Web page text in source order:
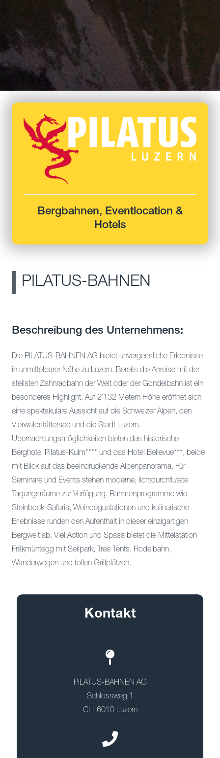
PILATUS-BAHNEN
Beschreibung des Unternehmens:
Die PILATUS-BAHNEN AG bietet unvergessliche Erlebnisse
in unmittelbarer Nähe zu Luzern. Bereits die Anreise mit der
steilsten Zahnradbahn der Welt oder der Gondelbahn ist ein
besonderes Highlight. Auf 2’132 Metern Höhe eröffnet sich
eine spektakuläre Aussicht auf die Schweizer Alpen, den
Vierwaldstättersee und die Stadt Luzern.
Übernachtungsmöglichkeiten bieten das historische
Berghotel Pilatus-Kulm**** und das Hotel Bellevue***, beide
mit Blick auf das beeindruckende Alpenpanorama. Für
Seminare und Events stehen moderne, lichtdurchflutete
Tagungsräume zur Verfügung. Rahmenprogramme wie
Steinbock-Safaris, Weindegustationen und kulinarische
Erlebnisse runden den Aufenthalt in dieser einzigartigen
Bergwelt ab. Viel Action und Spass bietet die Mittelstation
Fräkmüntegg mit Seilpark, Tree Tents, Rodelbahn,
Wanderwegen und tollen Grillplätzen.
Bergbahnen, Eventlocation &
Hotels
Kontakt
PILATUS-BAHNEN AG
Schlossweg 1
CH-6010 Luzern